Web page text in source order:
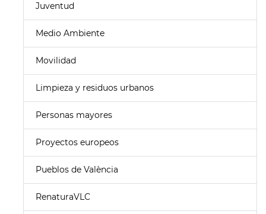
Juventud
Medio Ambiente
Movilidad
Limpieza y residuos urbanos
Personas mayores
Proyectos europeos
Pueblos de València
RenaturaVLC